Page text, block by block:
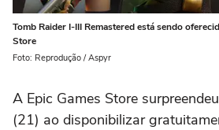
Tomb Raider I-III Remastered está sendo
Store
Foto: Reprodução / Aspyr
A Epic Games Store
(21) ao disponibilizar